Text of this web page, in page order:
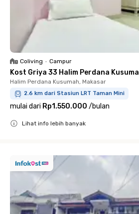
Coliving • Campur
Kost Griya 33 Halim Perdana Kusuma
Halim Perdana Kusumah, Makasar
2.6 km dari Stasiun LRT Taman Mini
mulai dari Rp1.550.000 /bulan
Lihat info lebih banyak